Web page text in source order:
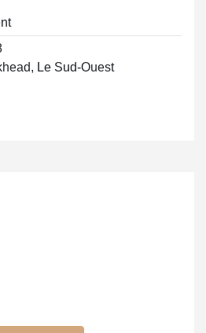
Le Sud-Ouest